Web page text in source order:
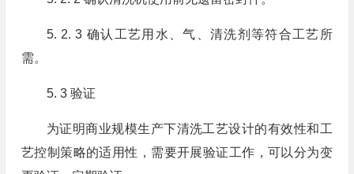
5. 2. 3 确认工艺用水、气、清洗剂等符合工艺所
需。
5. 3 验证
为证明商业规模生产下清洗工艺设计的有效性和工
艺控制策略的适用性，需要开展验证工作，可以分为变